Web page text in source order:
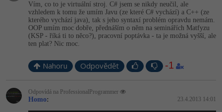
Vím, co to je virtuální stroj. C# jsem se nikdy neučil, ale
vzhledem k tomu že umím Javu (ze které C# vychází) a C++ (ze
kterého vychází java), tak s jeho syntaxí problém opravdu nemám.
OOP umím moc dobře, přednáším o něm na seminářích Matfyzu
(KSP - říká ti to něco?), pracovní poptávka - ta je možná vyšší, ale
ten plat? Nic moc.
Nahoru Odpovědět -1
Odpovídá na ProfessionalProgrammer
Homo: 23.4.2013 14:01